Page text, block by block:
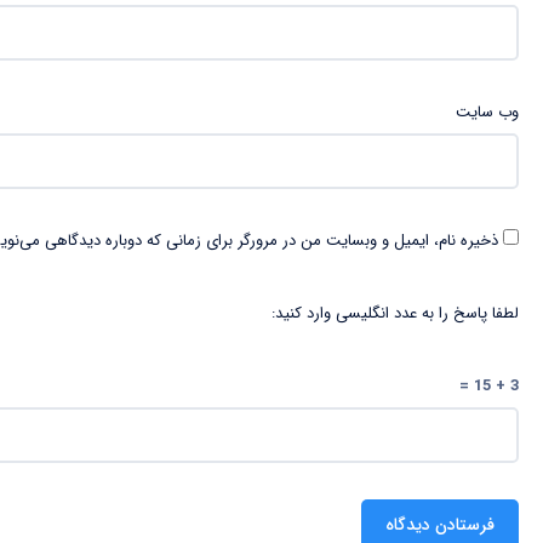
وب‌ سایت
ذخیره نام، ایمیل و وبسایت من در مرورگر برای زمانی که دوباره دیدگاهی
لطفا پاسخ را به عدد انگلیسی وارد کنید:
3 + 15 =